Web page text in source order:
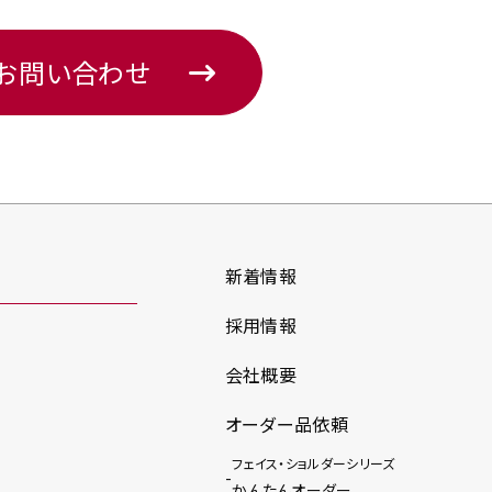
問い合わせ
新着情報
採用情報
会社概要
オーダー品依頼
フェイス・ショルダーシリーズ